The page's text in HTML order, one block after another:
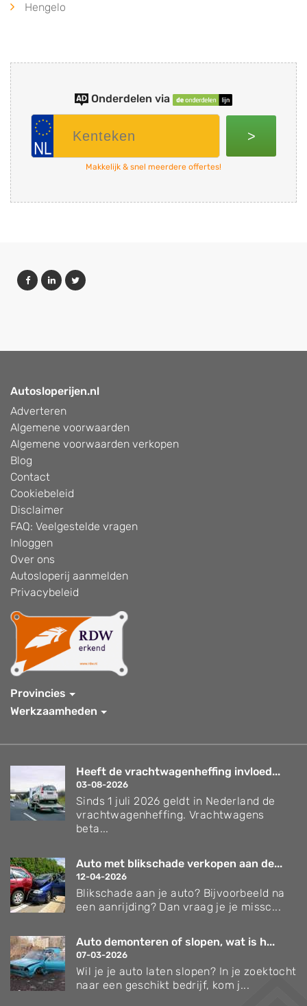
Hengelo
Onderdelen via
>
Makkelijk & snel meerdere offertes!
Autosloperijen.nl
Adverteren
Algemene voorwaarden
Algemene voorwaarden verkopen
Blog
Contact
Cookiebeleid
Disclaimer
FAQ: Veelgestelde vragen
Inloggen
Over ons
Autosloperij aanmelden
Privacybeleid
Provincies
Werkzaamheden
Heeft de vrachtwagenheffing invloed...
03-08-2026
Sinds 1 juli 2026 geldt in Nederland de
vrachtwagenheffing. Vrachtwagens
beta...
Auto met blikschade verkopen aan de...
12-04-2026
Blikschade aan je auto? Bijvoorbeeld na
een aanrijding? Dan vraag je je missc...
Auto demonteren of slopen, wat is h...
07-03-2026
Wil je je auto laten slopen? In je zoektocht
naar een geschikt bedrijf, kom j...